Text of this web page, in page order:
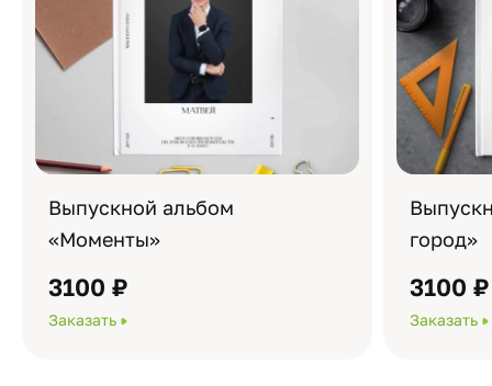
Выпускной альбом
«Моменты»
3100 ₽
Заказать
город»
3100 ₽
Заказать